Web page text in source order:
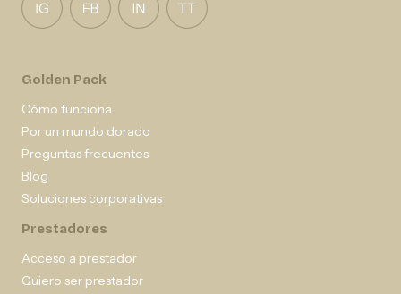
Golden Pack
Cómo funciona
Por un mundo dorado
Preguntas frecuentes
Blog
Soluciones corporativas
Prestadores
Acceso a prestador
Quiero ser prestador